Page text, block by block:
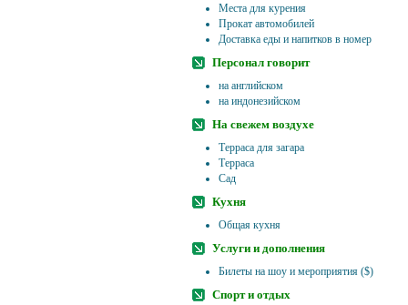
Места для курения
Прокат автомобилей
Доставка еды и напитков в номер
Персонал говорит
на английском
на индонезийском
На свежем воздухе
Терраса для загара
Терраса
Сад
Кухня
Общая кухня
Услуги и дополнения
Билеты на шоу и мероприятия ($)
Спорт и отдых